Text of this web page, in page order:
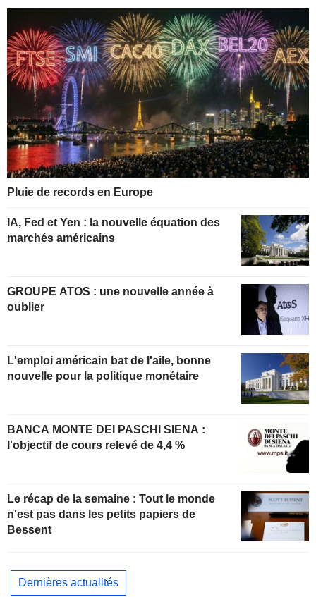
Pluie de records en Europe
IA, Fed et Yen : la nouvelle équation des
marchés américains
GROUPE ATOS : une nouvelle année à
oublier
L'emploi américain bat de l'aile, bonne
nouvelle pour la politique monétaire
BANCA MONTE DEI PASCHI SIENA :
l'objectif de cours relevé de 4,4 %
Le récap de la semaine : Tout le monde
n'est pas dans les petits papiers de
Bessent
Dernières actualités